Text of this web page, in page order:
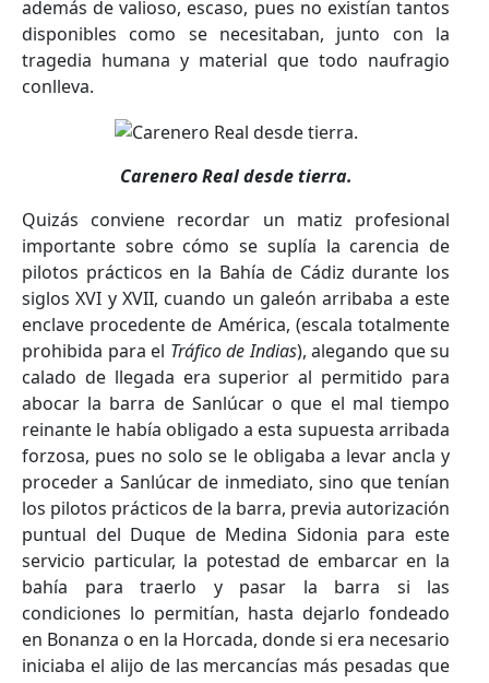
además de valioso, escaso, pues no existían tantos
disponibles como se necesitaban, junto con la
tragedia humana y material que todo naufragio
conlleva.
Carenero Real desde tierra.
Quizás conviene recordar un matiz profesional
importante sobre cómo se suplía la carencia de
pilotos prácticos en la Bahía de Cádiz durante los
siglos XVI y XVII, cuando un galeón arribaba a este
enclave procedente de América, (escala totalmente
prohibida para el Tráfico de Indias), alegando que su
calado de llegada era superior al permitido para
abocar la barra de Sanlúcar o que el mal tiempo
reinante le había obligado a esta supuesta arribada
forzosa, pues no solo se le obligaba a levar ancla y
proceder a Sanlúcar de inmediato, sino que tenían
los pilotos prácticos de la barra, previa autorización
puntual del Duque de Medina Sidonia para este
servicio particular, la potestad de embarcar en la
bahía para traerlo y pasar la barra si las
condiciones lo permitían, hasta dejarlo fondeado
en Bonanza o en la Horcada, donde si era necesario
iniciaba el alijo de las mercancías más pesadas que